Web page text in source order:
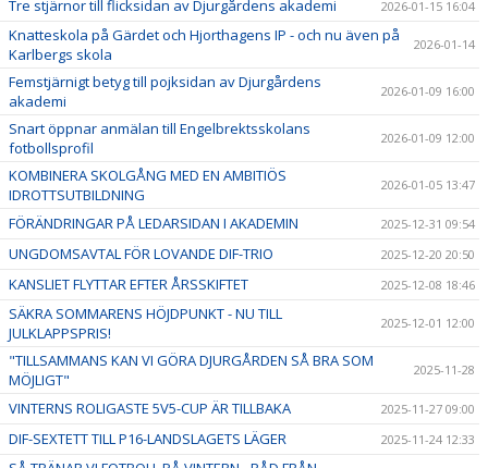
Tre stjärnor till flicksidan av Djurgårdens akademi 2026-01-15 16:04
Knatteskola på Gärdet och Hjorthagens IP - och nu även på
Karlbergs skola
2026-01-14
Femstjärnigt betyg till pojksidan av Djurgårdens
akademi
2026-01-09 16:00
Snart öppnar anmälan till Engelbrektsskolans
fotbollsprofil
2026-01-09 12:00
KOMBINERA SKOLGÅNG MED EN AMBITIÖS
IDROTTSUTBILDNING
2026-01-05 13:47
FÖRÄNDRINGAR PÅ LEDARSIDAN I AKADEMIN 2025-12-31 09:54
UNGDOMSAVTAL FÖR LOVANDE DIF-TRIO 2025-12-20 20:50
KANSLIET FLYTTAR EFTER ÅRSSKIFTET 2025-12-08 18:46
SÄKRA SOMMARENS HÖJDPUNKT - NU TILL
JULKLAPPSPRIS!
2025-12-01 12:00
"TILLSAMMANS KAN VI GÖRA DJURGÅRDEN SÅ BRA SOM
MÖJLIGT"
2025-11-28
VINTERNS ROLIGASTE 5V5-CUP ÄR TILLBAKA 2025-11-27 09:00
DIF-SEXTETT TILL P16-LANDSLAGETS LÄGER 2025-11-24 12:33